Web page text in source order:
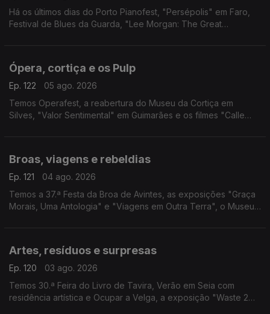
Há os últimos dias do Porto Pianofest, "Persépolis" em Faro,
Festival de Blues da Guarda, "Lee Morgan: The Great
Ópera, cortiça e os Pulp
Ep. 122
05 ago. 2026
Temos Operafest, a reabertura do Museu da Cortiça em
Silves, "Valor Sentimental" em Guimarães e os filmes "Calle
Broas, viagens e rebeldias
Ep. 121
04 ago. 2026
Temos a 37.ª Festa da Broa de Avintes, as exposições "Graça
Morais, Uma Antologia" e "Viagens em Outra Terra", o Museu
Artes, resíduos e surpresas
Ep. 120
03 ago. 2026
Temos 30.ª Feira do Livro de Tavira, Verão em Seia com
residência artística e Ocupar a Velga, a exposição "Waste 2